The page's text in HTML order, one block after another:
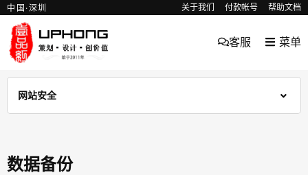
中国·深圳 关于我们 付款帐号 帮助文档
客服 菜单
网站安全
数据备份